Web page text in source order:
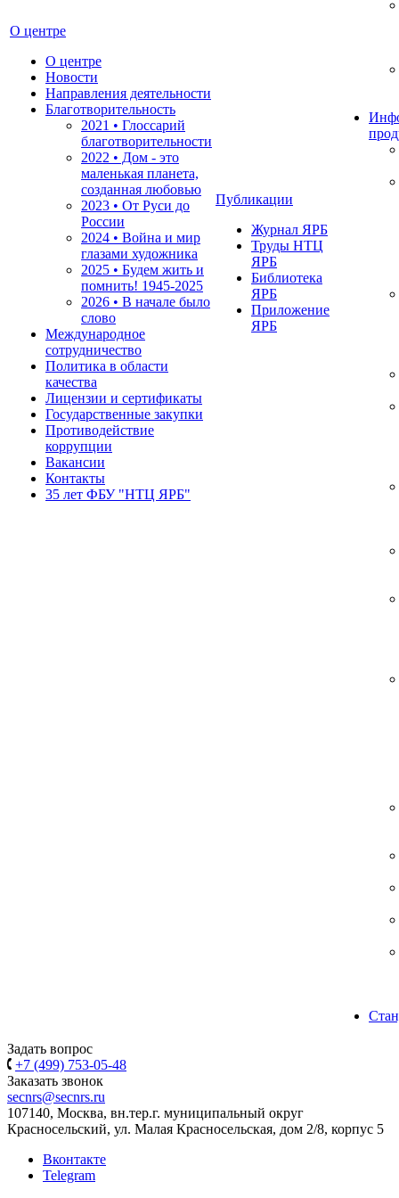
О центре
О центре
Новости
Направления деятельности
Благотворительность
2021 • Глоссарий
благотворительности
2022 • Дом - это
маленькая планета,
созданная любовью
2023 • От Руси до
России
2024 • Война и мир
глазами художника
2025 • Будем жить и
помнить! 1945-2025
2026 • В начале было
слово
Международное
сотрудничество
Политика в области
качества
Лицензии и сертификаты
Государственные закупки
Противодействие
коррупции
Вакансии
Контакты
35 лет ФБУ "НТЦ ЯРБ"
Публикации
Журнал ЯРБ
Труды НТЦ
ЯРБ
Библиотека
ЯРБ
Приложение
ЯРБ
Задать вопрос
+7 (499) 753-05-48
Заказать звонок
secnrs@secnrs.ru
107140, Москва, вн.тер.г. муниципальный округ
Красносельский, ул. Малая Красносельская, дом 2/8, корпус 5
Вконтакте
Telegram